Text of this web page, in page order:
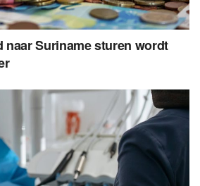
naar Suriname sturen wordt